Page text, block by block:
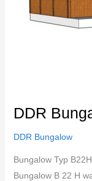
DDR
DDR Bungalow
Bungalow Typ
Bungalow B 22 H